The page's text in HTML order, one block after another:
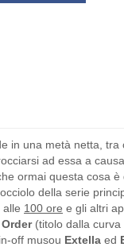
in una metà netta, tra
ad essa a
ormai questa cosa è
della serie
100 ore e gli altri
(titolo dalla curva
off musou Extella ed